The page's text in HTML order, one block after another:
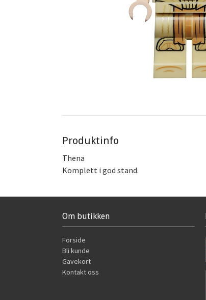
Produktinfo
Thena
Komplett i god stand.
Om butikken
Forside
Bli kunde
Gavekort
Kontakt oss